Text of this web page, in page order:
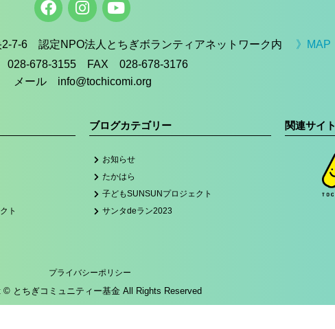
7-6 認定NPO法人とちぎボランティアネットワーク内 》MAP
028-678-3155 FAX 028-678-3176
メール info@tochicomi.org
ト
ブログカテゴリー
お知らせ
たかはら
子どもSUNSUNプロジェクト
サンタdeラン2023
関連サイト
プライバシーポリシー
© とちぎコミュニティー基金 All Rights Reserved